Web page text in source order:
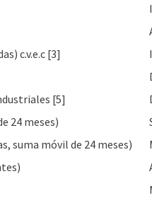
c.v.e.c [3]
[5]
24 meses)
suma móvil de 24 meses)